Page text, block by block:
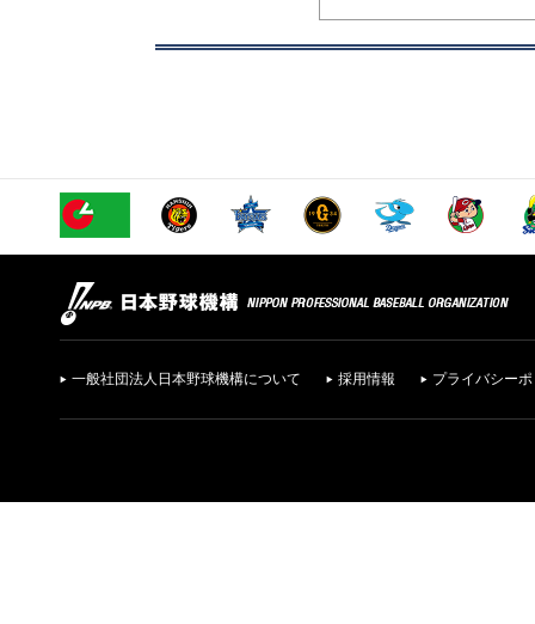
一般社団法人日本野球機構について 採用情報 プライバシー